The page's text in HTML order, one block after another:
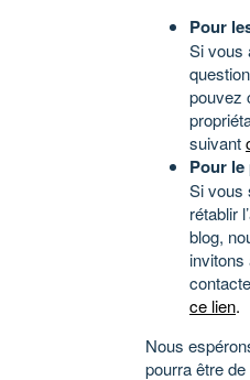
Pour
Si vous
pouvez
suivant
Pour
Si vous
rétablir
blog,
invitons
ce lien.
Nous
pourra être